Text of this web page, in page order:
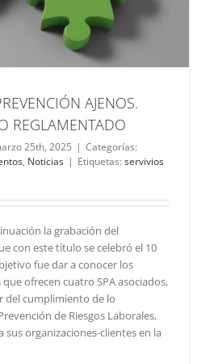
AJENOS.
REGLAMENTADO
25th, 2025 | Categorías:
, Noticias | Etiquetas: servivios
la grabación del
con este título se celebró el 10
fue dar a conocer los
ofrecen cuatro SPA asociados,
del cumplimiento de lo
de Riesgos Laborales,
sus organizaciones-clientes en la